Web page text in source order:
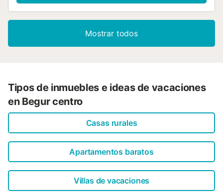
(bañera), una habitación doble con literas y un baño
Mostrar todos
Tipos de inmuebles e ideas de vacaciones
en Begur centro
Casas rurales
Apartamentos baratos
Villas de vacaciones